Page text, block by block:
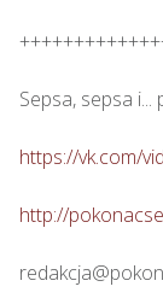
Sepsa, sepsa i...
https://vk.com/
http://